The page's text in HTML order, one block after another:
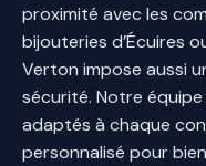
proximité avec les
bijouteries d’Écuires
Verton impose aussi
sécurité. Notre
adaptés à chaque
personnalisé pour